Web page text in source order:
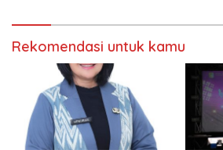
Rekomendasi untuk kamu